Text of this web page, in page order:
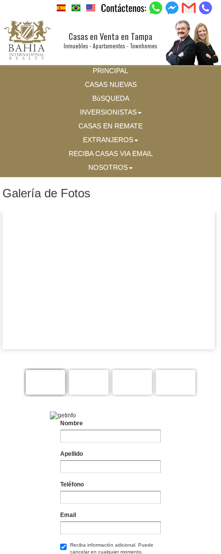
Casas en Venta en Tampa
Inmuebles - Apartamentos - Townhomes
PRINCIPAL
CASAS NUEVAS
BúSQUEDA
INVERSIONISTAS
CASAS EN REMATE
EXTRANJEROS
RECIBA CASAS VIA EMAIL
NOSOTROS
Galería de Fotos
Nombre
Apellido
Teléfono
Email
Reciba información adicional. Puede
cancelar en cualquier momento.